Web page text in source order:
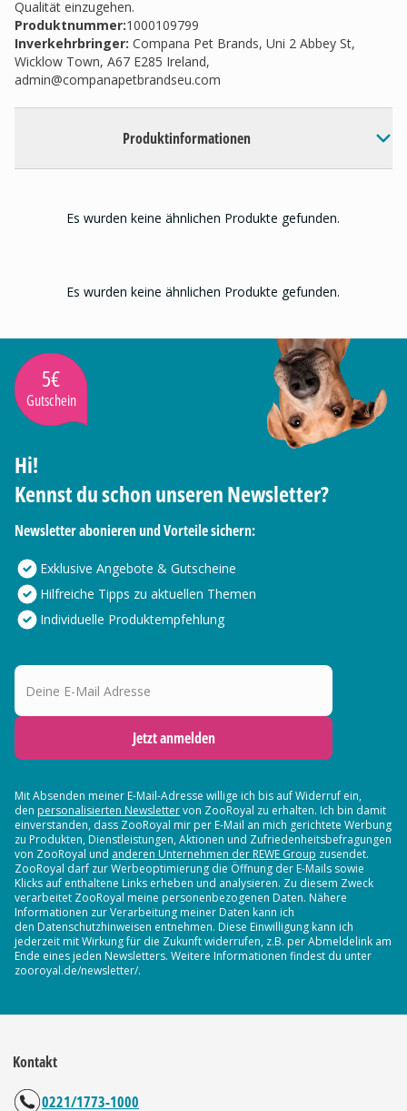
Qualität einzugehen.
Produktnummer:1000109799
Inverkehrbringer: Compana Pet Brands, Uni 2 Abbey St,
Wicklow Town, A67 E285 Ireland,
admin@companapetbrandseu.com
Produktinformationen
Es wurden keine ähnlichen Produkte gefunden.
Es wurden keine ähnlichen Produkte gefunden.
5€
Gutschein
Hi!
Kennst du schon unseren Newsletter?
Newsletter abonieren und Vorteile sichern:
Exklusive Angebote & Gutscheine
Hilfreiche Tipps zu aktuellen Themen
Individuelle Produktempfehlung
Deine E-Mail Adresse
Jetzt anmelden
Mit Absenden meiner E-Mail-Adresse willige ich bis auf Widerruf ein,
den personalisierten Newslettervon ZooRoyal zu erhalten. Ich bin damit
einverstanden, dass ZooRoyal mir per E-Mail an mich gerichtete Werbung
zu Produkten, Dienstleistungen, Aktionen und Zufriedenheitsbefragungen
von ZooRoyal und anderen Unternehmen der REWE Group zusendet.
ZooRoyal darf zur Werbeoptimierung die Öffnung der E-Mails sowie
Klicks auf enthaltene Links erheben und analysieren. Zu diesem Zweck
verarbeitet ZooRoyal meine personenbezogenen Daten. Nähere
Informationen zur Verarbeitung meiner Daten kann ich
den Datenschutzhinweisen entnehmen. Diese Einwilligung kann ich
jederzeit mit Wirkung für die Zukunft widerrufen, z.B. per Abmeldelink am
Ende eines jeden Newsletters. Weitere Informationen findest du unter
zooroyal.de/newsletter/.
Kontakt
0221/1773-1000